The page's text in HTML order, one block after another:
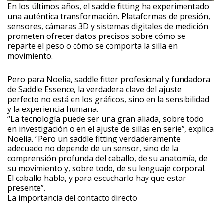
En los últimos años, el saddle fitting ha experimentado
una auténtica transformación. Plataformas de presión,
sensores, cámaras 3D y sistemas digitales de medición
prometen ofrecer datos precisos sobre cómo se
reparte el peso o cómo se comporta la silla en
movimiento.
Pero para Noelia, saddle fitter profesional y fundadora
de Saddle Essence, la verdadera clave del ajuste
perfecto no está en los gráficos, sino en la sensibilidad
y la experiencia humana.
“La tecnología puede ser una gran aliada, sobre todo
en investigación o en el ajuste de sillas en serie”, explica
Noelia. “Pero un saddle fitting verdaderamente
adecuado no depende de un sensor, sino de la
comprensión profunda del caballo, de su anatomía, de
su movimiento y, sobre todo, de su lenguaje corporal.
El caballo habla, y para escucharlo hay que estar
presente”.
La importancia del contacto directo